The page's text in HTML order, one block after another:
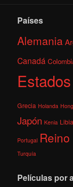
Países
Alemania
Canadá
Grecia Holanda
Japón Kenia Libia
Portugal
Turquía
Películas por